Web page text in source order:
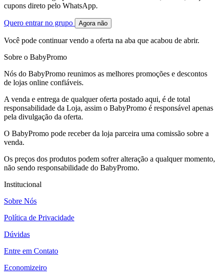
cupons direto pelo WhatsApp.
Quero entrar no grupo Agora não
Você pode continuar vendo a oferta na aba que acabou de abrir.
Sobre o BabyPromo
Nós do BabyPromo reunimos as melhores promoções e descontos
de lojas online confiáveis.
A venda e entrega de qualquer oferta postado aqui, é de total
responsabilidade da Loja, assim o BabyPromo é responsável apenas
pela divulgação da oferta.
O BabyPromo pode receber da loja parceira uma comissão sobre a
venda.
Os preços dos produtos podem sofrer alteração a qualquer momento,
não sendo responsabilidade do BabyPromo.
Institucional
Sobre Nós
Política de Privacidade
Dúvidas
Entre em Contato
Economizeiro